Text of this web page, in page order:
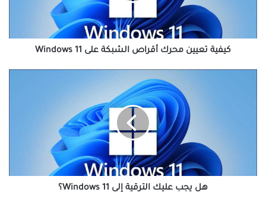
كيفية تعيين محرك أقراص الشبكة على Windows 11
هل يجب عليك الترقية إلى Windows 11؟